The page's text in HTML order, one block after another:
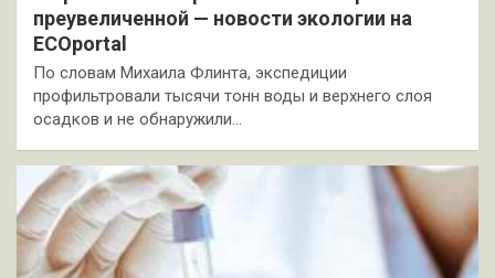
преувеличенной — новости экологии на
ECOportal
По словам Михаила Флинта, экспедиции
профильтровали тысячи тонн воды и верхнего слоя
осадков и не обнаружили…